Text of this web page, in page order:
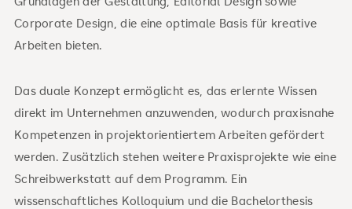
Corporate Design, die eine optimale Basis für kreative
Arbeiten bieten.
Das duale Konzept ermöglicht es, das erlernte Wissen
direkt im Unternehmen anzuwenden, wodurch praxisnahe
Kompetenzen in projektorientiertem Arbeiten gefördert
werden. Zusätzlich stehen weitere Praxisprojekte wie eine
Schreibwerkstatt auf dem Programm. Ein
wissenschaftliches Kolloquium und die Bachelorthesis